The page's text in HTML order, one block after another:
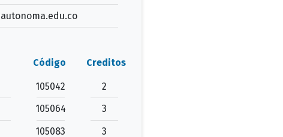
Código Creditos
105042
2
105064
3
105083 3